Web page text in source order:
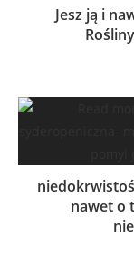
Jesz ją i
nawet o